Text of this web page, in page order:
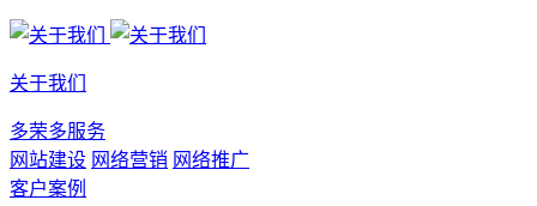
关于我们
多荣多服务
网站建设 网络营销 网络推广
客户案例